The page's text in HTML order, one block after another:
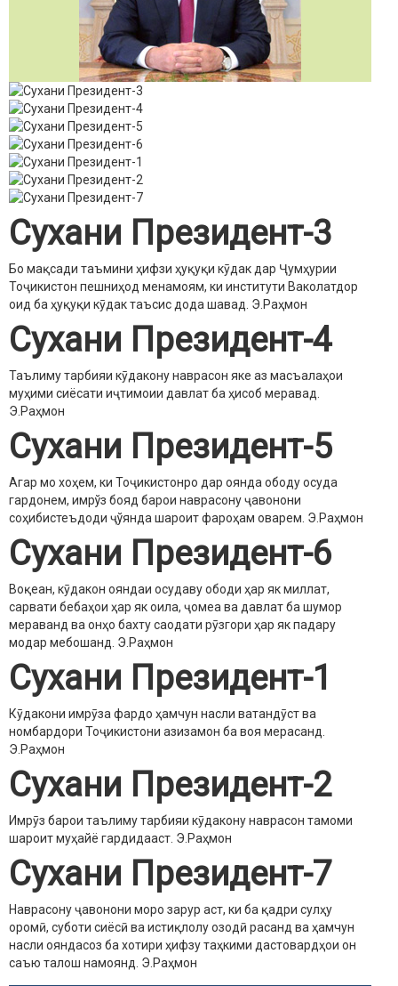
Сухани Президент-3
Бо мақсади таъмини ҳифзи ҳуқуқи кӯдак дар Ҷумҳурии
Тоҷикистон пешниҳод менамоям, ки институти Ваколатдор
оид ба ҳуқуқи кӯдак таъсис дода шавад. Э.Раҳмон
Сухани Президент-4
Таълиму тарбияи кӯдакону наврасон яке аз масъалаҳои
муҳими сиёсати иҷтимоии давлат ба ҳисоб меравад.
Э.Раҳмон
Сухани Президент-5
Агар мо хоҳем, ки Тоҷикистонро дар оянда ободу осуда
гардонем, имрўз бояд барои наврасону ҷавонони
соҳибистеъдоди ҷўянда шароит фароҳам оварем. Э.Раҳмон
Сухани Президент-6
Воқеан, кӯдакон ояндаи осудаву ободи ҳар як миллат,
сарвати бебаҳои ҳар як оила, ҷомеа ва давлат ба шумор
мераванд ва онҳо бахту саодати рӯзгори ҳар як падару
модар мебошанд. Э.Раҳмон
Сухани Президент-1
Кӯдакони имрӯза фардо ҳамчун насли ватандӯст ва
номбардори Тоҷикистони азизамон ба воя мерасанд.
Э.Раҳмон
Сухани Президент-2
Имрӯз барои таълиму тарбияи кӯдакону наврасон тамоми
шароит муҳайё гардидааст. Э.Раҳмон
Сухани Президент-7
Наврасону ҷавонони моро зарур аст, ки ба қадри сулҳу
оромӣ, суботи сиёсӣ ва истиқлолу озодӣ расанд ва ҳамчун
насли ояндасоз ба хотири ҳифзу таҳкими дастовардҳои он
саъю талош намоянд. Э.Раҳмон